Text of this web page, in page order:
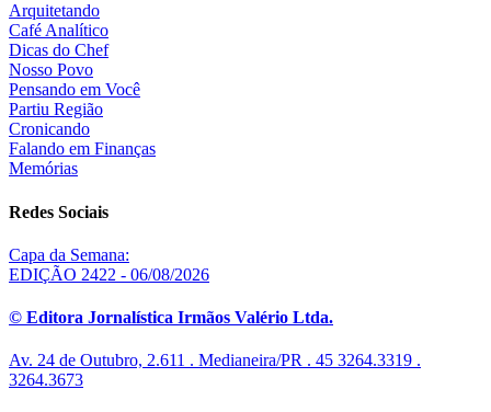
Arquitetando
Café Analítico
Dicas do Chef
Nosso Povo
Pensando em Você
Partiu Região
Cronicando
Falando em Finanças
Memórias
Redes Sociais
Capa da Semana:
EDIÇÃO 2422 - 06/08/2026
© Editora Jornalística Irmãos Valério Ltda.
Av. 24 de Outubro, 2.611 . Medianeira/PR . 45 3264.3319 .
3264.3673